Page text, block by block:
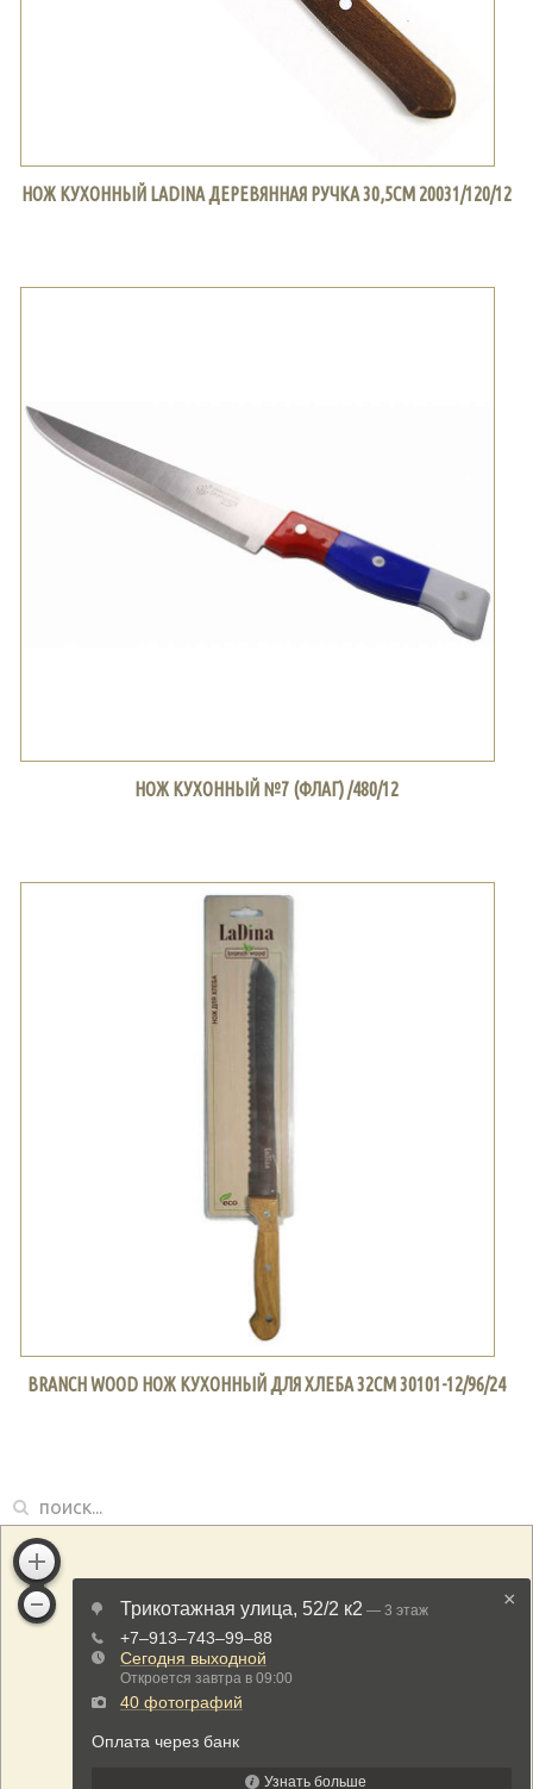
НОЖ КУХОННЫЙ LADINA ДЕРЕВЯННАЯ РУЧКА 30,5СМ 20031/120/12
НОЖ КУХОННЫЙ №7 (ФЛАГ) /480/12
BRANCH WOOD НОЖ КУХОННЫЙ ДЛЯ ХЛЕБА 32СМ 30101-12/96/24